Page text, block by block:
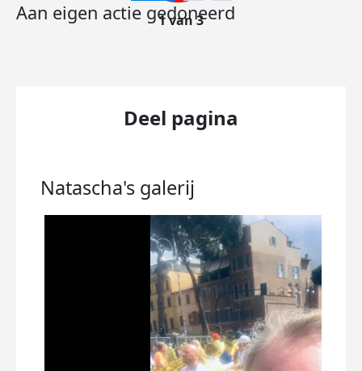
Aan eigen actie gedoneerd
1 van 3
Deel pagina
Natascha's galerij